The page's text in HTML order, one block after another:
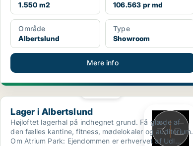
1.550 m2
106.563 pr md
Område
Albertslund
Type
Showroom
Mere info
Lager i Albertslund
Lager i Albertslund
Højloftet lagerhal på indhegnet grund. Få glæde af
den fælles kantine, fitness, mødelokaler og auditorium.
Om Atrium Park: Ejendommen er erhvervet af Udl...